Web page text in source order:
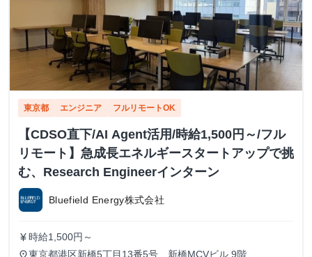
東京都 エンジニア フルリモートOK
【CDSO直下/AI Agent活用/時給1,500円～/フル
リモート】急成長エネルギースタートアップで挑
む、Research Engineerインターン
Bluefield Energy株式会社
currency_yen 時給1,500円～
place東京都港区新橋5丁目13番5号 新橋MCVビル 9階